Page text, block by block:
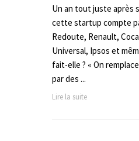
Un an tout juste après
cette startup compte
Redoute, Renault,
Universal, Ipsos et
fait-elle ? « On
par des ...
Lire la suite